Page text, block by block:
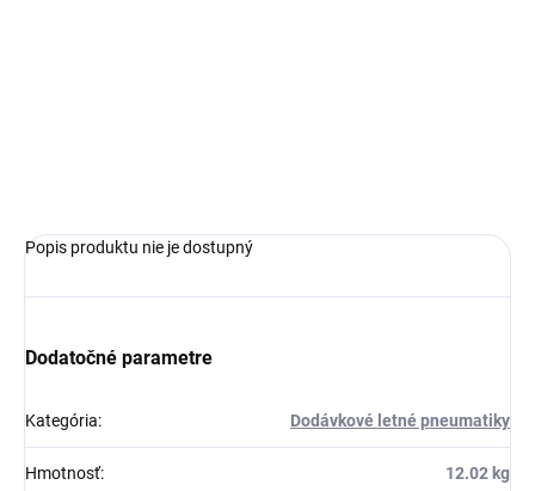
Popis produktu nie je dostupný
Dodatočné parametre
Kategória: Dodávkové letné pneumatiky
Hmotnosť: 12.02 kg